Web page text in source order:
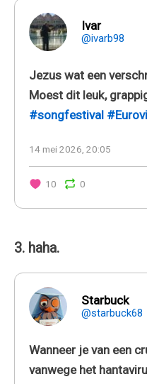
Ivar
@ivarb98
Jezus wat een
Moest dit leuk,
#songfestival
14 mei 2026, 20:05
10 0
3. haha.
Starbuck
@starbuck68
Wanneer je van een
vanwege het